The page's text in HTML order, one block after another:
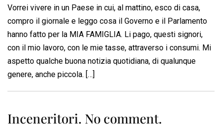
Vorrei vivere in un Paese in cui, al mattino, esco di casa,
compro il giornale e leggo cosa il Governo e il Parlamento
hanno fatto per la MIA FAMIGLIA. Li pago, questi signori,
con il mio lavoro, con le mie tasse, attraverso i consumi. Mi
aspetto qualche buona notizia quotidiana, di qualunque
genere, anche piccola. […]
Inceneritori. No comment.